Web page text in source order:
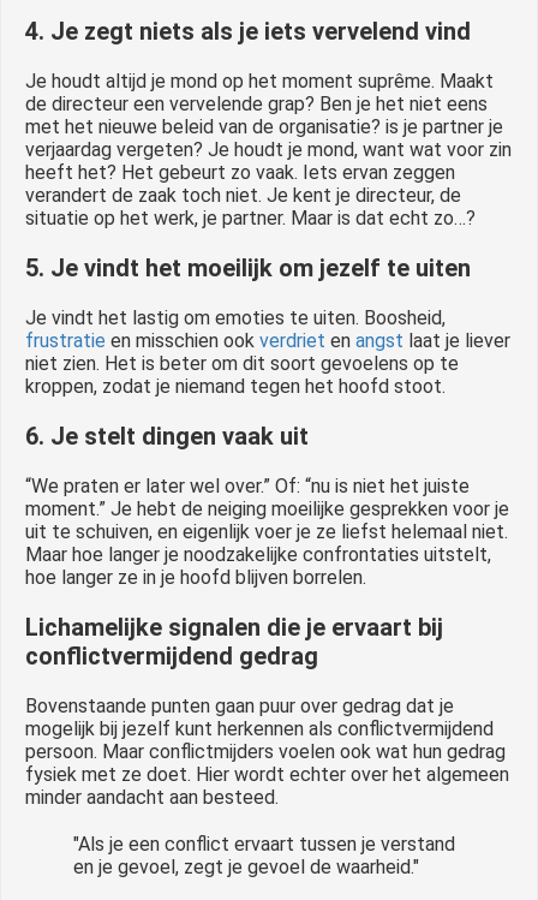
4. Je zegt niets als je iets vervelend vind
Je houdt altijd je mond op het moment suprême. Maakt
de directeur een vervelende grap? Ben je het niet eens
met het nieuwe beleid van de organisatie? is je partner je
verjaardag vergeten? Je houdt je mond, want wat voor zin
heeft het? Het gebeurt zo vaak. Iets ervan zeggen
verandert de zaak toch niet. Je kent je directeur, de
situatie op het werk, je partner. Maar is dat echt zo…?
5. Je vindt het moeilijk om jezelf te uiten
Je vindt het lastig om emoties te uiten. Boosheid,
frustratie en misschien ook verdriet en angst laat je liever
niet zien. Het is beter om dit soort gevoelens op te
kroppen, zodat je niemand tegen het hoofd stoot.
6. Je stelt dingen vaak uit
“We praten er later wel over.” Of: “nu is niet het juiste
moment.” Je hebt de neiging moeilijke gesprekken voor je
uit te schuiven, en eigenlijk voer je ze liefst helemaal niet.
Maar hoe langer je noodzakelijke confrontaties uitstelt,
hoe langer ze in je hoofd blijven borrelen.
Lichamelijke signalen die je ervaart bij
conflictvermijdend gedrag
Bovenstaande punten gaan puur over gedrag dat je
mogelijk bij jezelf kunt herkennen als conflictvermijdend
persoon. Maar conflictmijders voelen ook wat hun gedrag
fysiek met ze doet. Hier wordt echter over het algemeen
minder aandacht aan besteed.
"Als je een conflict ervaart tussen je verstand
en je gevoel, zegt je gevoel de waarheid."